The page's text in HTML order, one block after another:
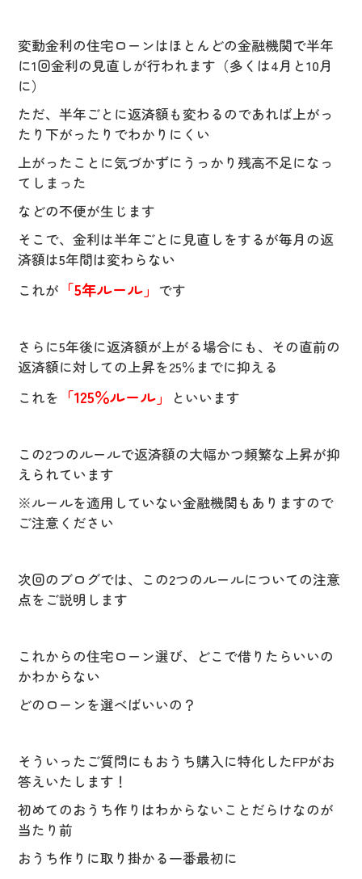
変動金利の住宅ローンはほとんどの金融機関で半年
に1回金利の見直しが行われます（多くは4月と10月
に）
ただ、半年ごとに返済額も変わるのであれば上がっ
たり下がったりでわかりにくい
上がったことに気づかずにうっかり残高不足になっ
てしまった
などの不便が生じます
そこで、金利は半年ごとに見直しをするが毎月の返
済額は5年間は変わらない
これが 「5年ルール」 です
さらに5年後に返済額が上がる場合にも、その直前の
返済額に対しての上昇を25％までに抑える
これを 「125％ルール」 といいます
この2つのルールで返済額の大幅かつ頻繁な上昇が抑
えられています
※ルールを適用していない金融機関もありますので
ご注意ください
次回のブログでは、この2つのルールについての注意
点をご説明します
これからの住宅ローン選び、どこで借りたらいいの
かわからない
どのローンを選べばいいの？
そういったご質問にもおうち購入に特化したFPがお
答えいたします！
初めてのおうち作りはわからないことだらけなのが
当たり前
おうち作りに取り掛かる一番最初に